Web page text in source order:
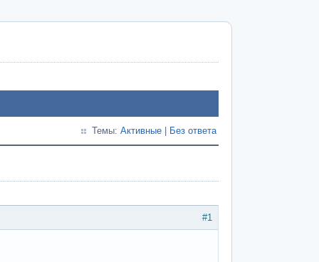
Темы: Активные Без ответа
#1